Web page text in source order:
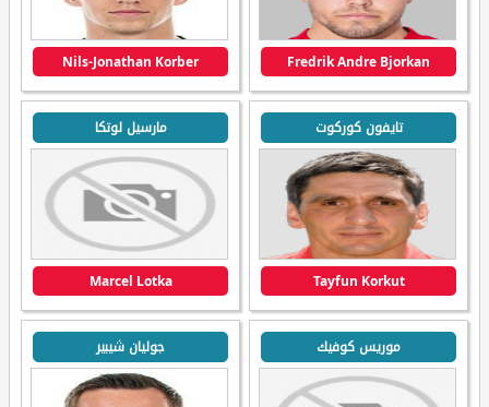
Fredrik Andre Bjorkan
Nils-Jonathan Korber
تايفون كوركوت
Tayfun Korkut
مارسيل لوتكا
Marcel Lotka
موريس كوفيك جوليان شيبير